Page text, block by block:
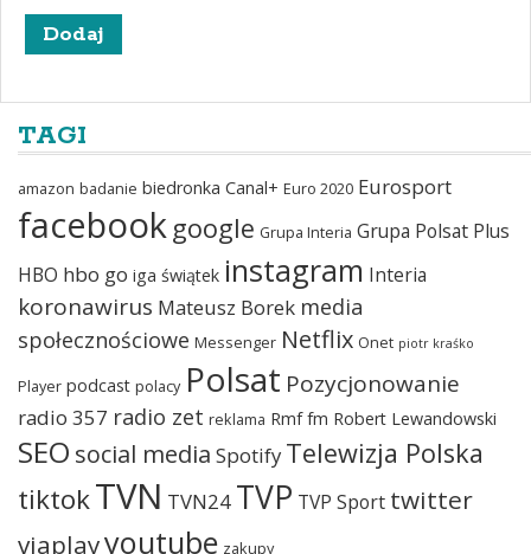
TAGI
amazon badanie biedronka Canal+ Euro 2020 Eurosport
facebook google Grupa Interia Grupa Polsat Plus
HBO hbo go iga świątek instagram Interia
koronawirus Mateusz Borek media
społecznościowe Messenger Netflix Onet piotr kraśko
Player podcast polacy Polsat Pozycjonowanie
radio 357 radio zet reklama Rmf fm Robert Lewandowski
SEO social media Spotify Telewizja Polska
tiktokTVN TVN24 TVP TVP Sport twitter
viaplayyoutube zakupy